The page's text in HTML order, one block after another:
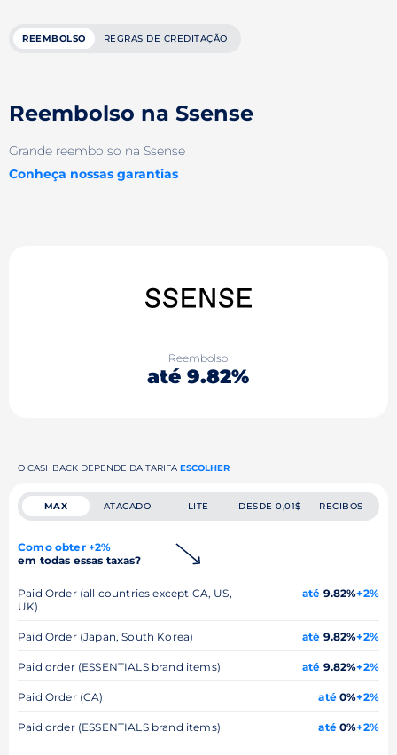
REEMBOLSO REGRAS DE CREDITAÇÃO
Reembolso na Ssense
Grande reembolso na Ssense
Conheça nossas garantias
Reembolso
até 9.82%
O CASHBACK DEPENDE DA TARIFA ESCOLHER
MAX ATACADO LITE DESDE 0,01$ RECIBOS
Como obter +2%
em todas essas taxas?
Paid Order (all countries except CA, US,
UK)
até 9.82%+2%
Paid Order (Japan, South Korea) até 9.82%+2%
Paid order (ESSENTIALS brand items) até 9.82%+2%
Paid Order (CA) até0%+2%
Paid order (ESSENTIALS brand items) até0%+2%